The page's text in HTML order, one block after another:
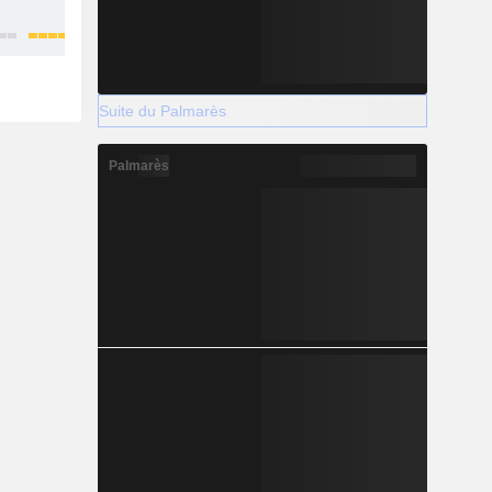
Suite du Palmarès
Palmarès